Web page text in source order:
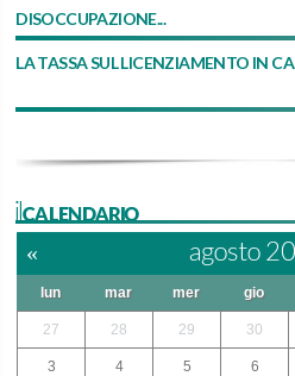
DISOCCUPAZIONE...
LA TASSA SUL LICENZIAMENTO IN
ilCALENDARIO
« agosto
lun mar mer gio
27 28 29 30
3 4 5 6